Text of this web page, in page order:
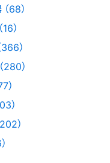
68）
）
）
）
）
）
）